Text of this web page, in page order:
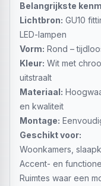
Belangrijkste
Lichtbron: GU10
LED-lampen
Vorm: Rond –
Kleur: Wit met
uitstraalt
Materiaal:
en kwaliteit
Montage:
Geschikt voor:
Woonkamers,
Accent- en
Ruimtes waar een